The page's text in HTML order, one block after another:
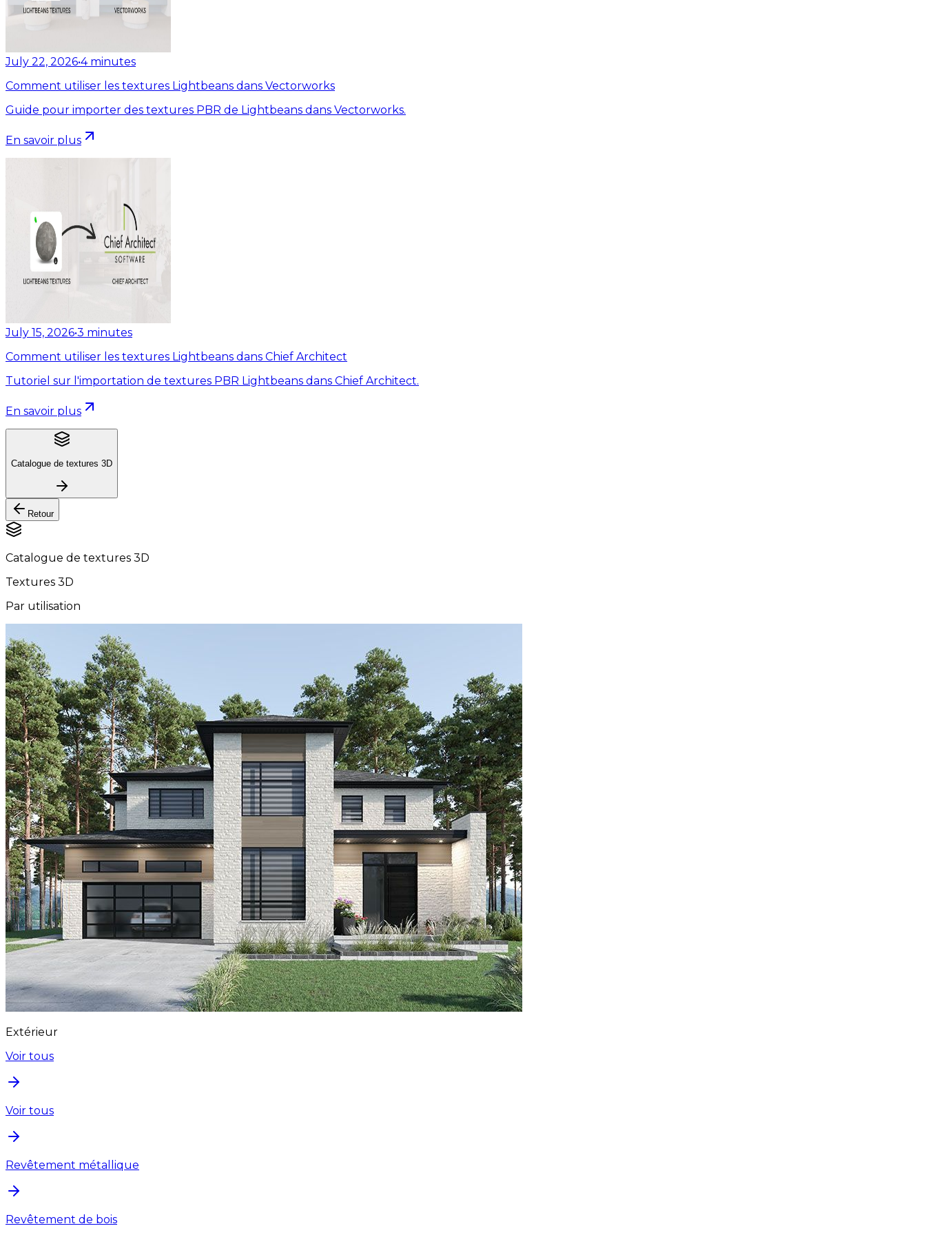
July 22, 2026•4 minutes
Comment utiliser les textures Lightbeans dans Vectorworks
Guide pour importer des textures PBR de Lightbeans dans Vectorworks.
En savoir plus
July 15, 2026•3 minutes
Comment utiliser les textures Lightbeans dans Chief Architect
Tutoriel sur l'importation de textures PBR Lightbeans dans Chief Architect.
En savoir plus
Catalogue de textures 3D
Retour
Catalogue de textures 3D
Textures 3D
Par utilisation
Extérieur
Voir tous
Voir tous
Revêtement métallique
Revêtement de bois